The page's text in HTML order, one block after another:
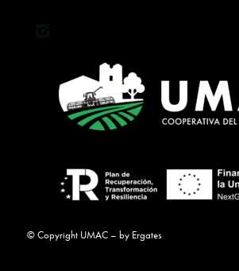
© Copyright UMAC – by Ergates